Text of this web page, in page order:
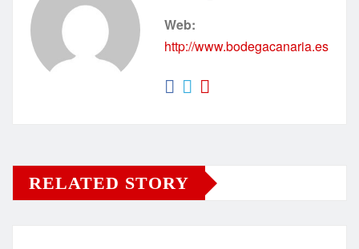
Web:
http://www.bodegacanaria.es
RELATED STORY